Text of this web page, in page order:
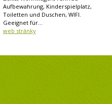
Aufbewahrung, Kinderspielplatz,
Toiletten und Duschen, WIFI.
Geeignet für...
web stránky